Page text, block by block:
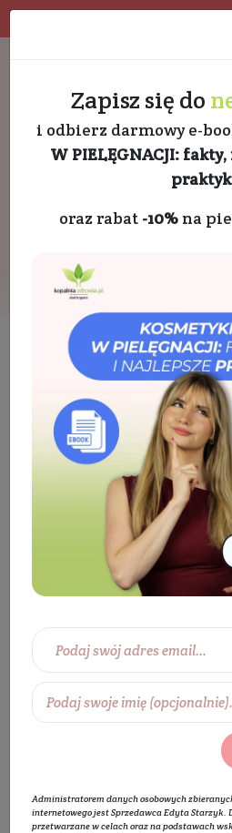
Kosmetyki Mama i
dzieci i niemowląt
Kremy
pupy dla dzieci
Zasypka dla
Zapisz się do
i odbierz darmowy e-
W PIELĘGNACJI:
oraz rabat -10%na
Administratorem danych osobowych
internetowego jest Sprzedawca Edyta Starzyk.
przetwarzane w celach oraz na podstawach